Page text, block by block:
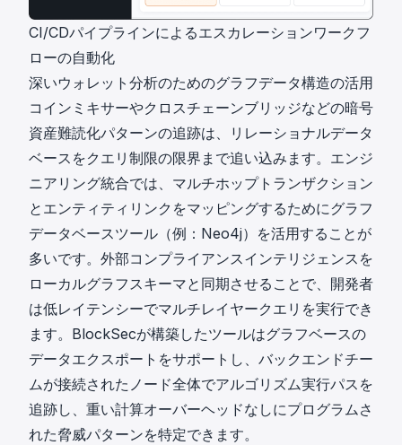
CI/CDパイプラインによるエスカレーションワークフ
ローの自動化
深いウォレット分析のためのグラフデータ構造の活用
コインミキサーやクロスチェーンブリッジなどの暗号
資産難読化パターンの追跡は、リレーショナルデータ
ベースをクエリ制限の限界まで追い込みます。エンジ
ニアリング統合では、マルチホップトランザクション
とエンティティリンクをマッピングするためにグラフ
データベースツール（例：Neo4j）を活用することが
多いです。外部コンプライアンスインテリジェンスを
ローカルグラフスキーマと同期させることで、開発者
は低レイテンシーでマルチレイヤークエリを実行でき
ます。 BlockSecが構築したツールはグラフベースの
データエクスポートをサポートし、バックエンドチー
ムが接続されたノード全体でアルゴリズム実行パスを
追跡し、重い計算オーバーヘッドなしにプログラムさ
れた脅威パターンを特定できます。